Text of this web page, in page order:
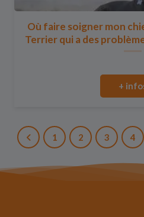
Où faire soigner mon
Terrier qui a des
+
1 2 3 4